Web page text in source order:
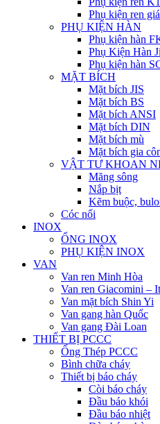
Phụ kiện ren
PHỤ KIỆN HÀN
Phụ kiện hàn
Phụ Kiện Hàn
Phụ kiện hàn
MẶT BÍCH
Mặt bích JIS
Mặt bích BS
Mặt bích ANSI
Mặt bích DIN
Mặt bích mù
Mặt bích gia
VẬT TƯ KHOAN
Măng sông
Nắp bịt
Kẽm buộc,
Cóc nối
INOX
ỐNG INOX
PHỤ KIỆN INOX
VAN
Van ren Minh Hòa
Van ren Giacomini –
Van mặt bích Shin Yi
Van gang hàn Quốc
Van gang Đài Loan
THIẾT BỊ PCCC
Ống Thép PCCC
Bình chữa cháy
Thiết bị báo cháy
Còi báo cháy
Đầu báo khói
Đầu báo nhiệt